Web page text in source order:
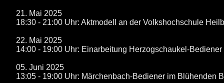
21. Mai 2025
18:30 - 21:00 Uhr: Aktmodell an der Volkshochschule
22. Mai 2025
14:00 - 19:00 Uhr: Einarbeitung Herzogschaukel-
05. Juni 2025
13:05 - 19:00 Uhr: Märchenbach-Bediener im Blühenden